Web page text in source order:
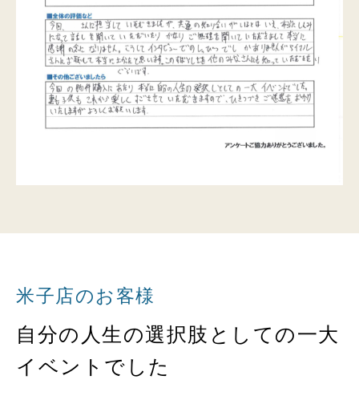
米子店のお客様
自分の人生の選択肢としての一大
イベントでした